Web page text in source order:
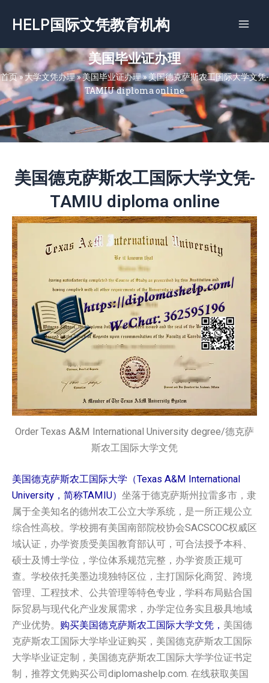
容
HELP国际文凭教育机构
美国毕业证办理
首页»大学文凭办理»美国毕业证办理»美国德克萨斯农工国际大学文凭-
TAMIU diploma online
美国德克萨斯农工国际大学文凭-
TAMIU diploma online
Order Texas A&M International University degree/德克萨
斯农工国际大学文凭
美国德克萨斯农工国际大学（Texas A&M International
University，简称TAMIU） 坐落于德克萨斯州拉雷多市，隶
属于全美知名的德州农工公立大学系统，是一所正规公立
综合性高校。学校拥有美国南部院校协会SACSCOC权威区
域认证，办学资质受美国教育部认可，可合法授予本科、
硕士及博士学位，学位体系规范完整，办学资质正规可
查。学校依托美墨边境独特区位，主打国际化商贸、跨境
管理、工程技术、公共管理等特色专业，学科布局贴合国
际贸易与现代化产业发展需求，办学定位务实且极具地域
产业优势。 购买美国‌‌德克萨斯农工国际大学‌‌‌‌文凭， 美国‌‌德
克萨斯农工国际大学‌‌‌‌毕业证购买，美国‌‌德克萨斯农工国际
大学‌‌‌‌毕业证定制，美国‌‌德克萨斯农工国际大学‌‌‌‌学位证书定
制，推荐文凭购买公司diplomashelp.com. 在线获取美国‌‌